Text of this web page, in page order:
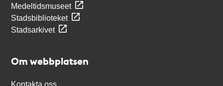
Medeltidsmuseet
Stadsbiblioteket
Stadsarkivet
Om webbplatsen
Kontakta oss